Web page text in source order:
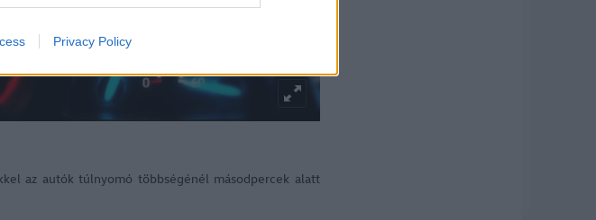
Privacy Policy
az autók túlnyomó többségénél másodpercek alatt